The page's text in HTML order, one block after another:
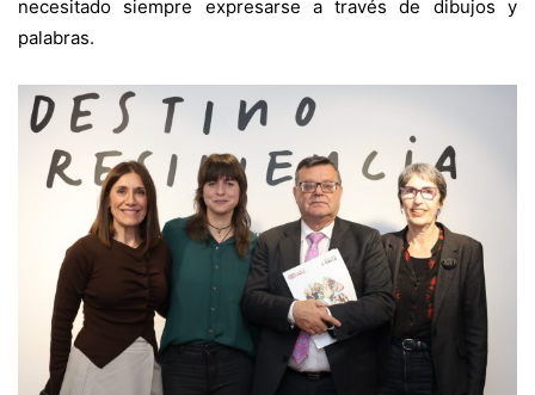
necesitado siempre expresarse a través de dibujos y
palabras.